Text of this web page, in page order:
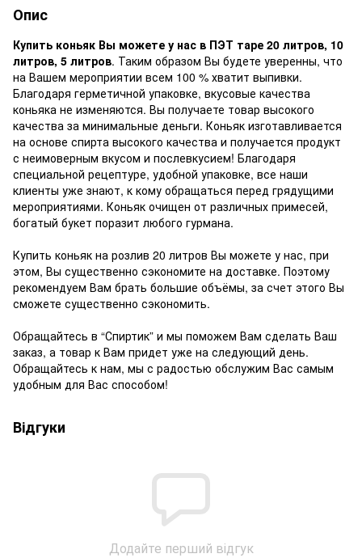
Опис
Купить коньяк Вы можете у нас в ПЭТ таре 20 литров, 10
литров, 5 литров. Таким образом Вы будете уверенны, что
на Вашем мероприятии всем 100 % хватит выпивки.
Благодаря герметичной упаковке, вкусовые качества
коньяка не изменяются. Вы получаете товар высокого
качества за минимальные деньги. Коньяк изготавливается
на основе спирта высокого качества и получается продукт
с неимоверным вкусом и послевкусием! Благодаря
специальной рецептуре, удобной упаковке, все наши
клиенты уже знают, к кому обращаться перед грядущими
мероприятиями. Коньяк очищен от различных примесей,
богатый букет поразит любого гурмана.
Купить коньяк на розлив 20 литров Вы можете у нас, при
этом, Вы существенно сэкономите на доставке. Поэтому
рекомендуем Вам брать большие объёмы, за счет этого Вы
сможете существенно сэкономить.
Обращайтесь в “Спиртик” и мы поможем Вам сделать Ваш
заказ, а товар к Вам придет уже на следующий день.
Обращайтесь к нам, мы с радостью обслужим Вас самым
удобным для Вас способом!
Відгуки
Додайте перший відгук